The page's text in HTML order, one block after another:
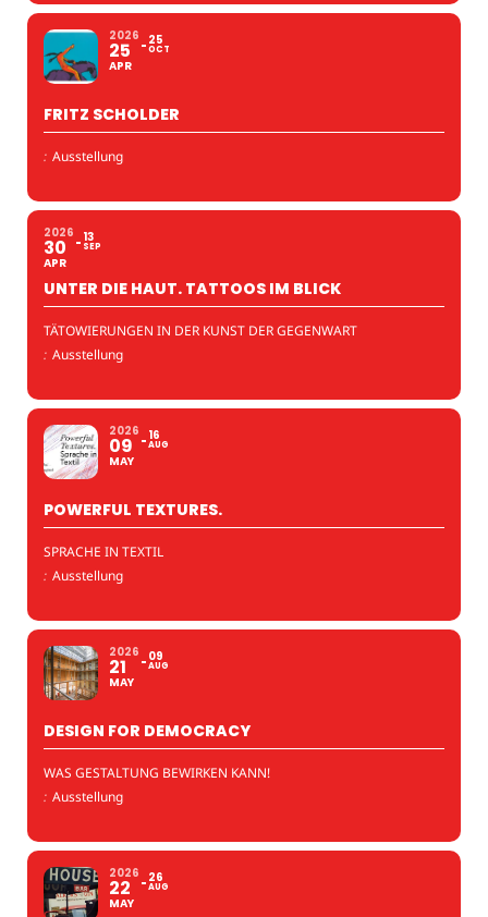
2026
25
APR
25
OCT
FRITZ SCHOLDER
: Ausstellung
2026
30
APR
13
SEP
UNTER DIE HAUT. TATTOOS IM BLICK
TÄTOWIERUNGEN IN DER KUNST DER GEGENWART
: Ausstellung
2026
09
MAY
16
AUG
POWERFUL TEXTURES.
SPRACHE IN TEXTIL
: Ausstellung
2026
21
MAY
09
AUG
DESIGN FOR DEMOCRACY
WAS GESTALTUNG BEWIRKEN KANN!
: Ausstellung
2026
22
MAY
26
AUG